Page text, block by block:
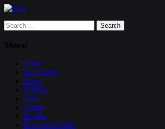
Search
for:
Menu
Home
Der Verein
News
Fußball
Tanz
Tennis
Kegeln
Eisstockschießen